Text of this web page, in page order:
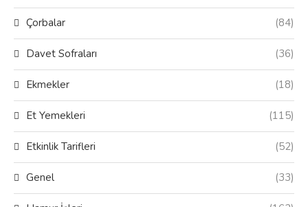
Çorbalar (84)
Davet Sofraları (36)
Ekmekler (18)
Et Yemekleri (115)
Etkinlik Tarifleri (52)
Genel (33)